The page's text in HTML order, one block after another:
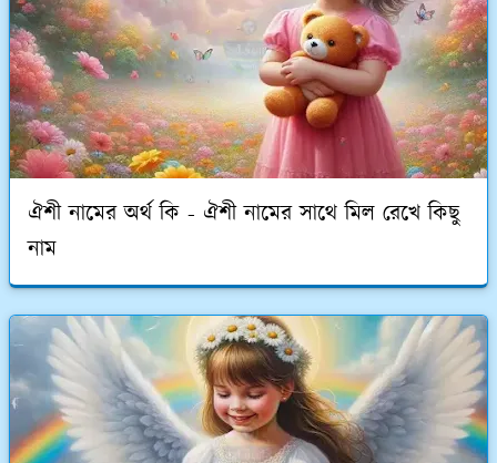
ঐশী নামের অর্থ কি - ঐশী নামের সাথে মিল রেখে কিছু
নাম